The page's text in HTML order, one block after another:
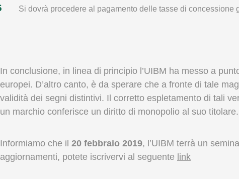
Si dovrà procedere al pagamento delle tasse di
In conclusione, in linea di principio l’UIBM ha messo a
europei. D’altro canto, è da sperare che a fronte di tale
validità dei segni distintivi. Il corretto espletamento di tali
un marchio conferisce un diritto di monopolio al suo titolare.
Informiamo che il 20 febbraio 2019, l’UIBM terrà un
aggiornamenti, potete iscrivervi al seguente link